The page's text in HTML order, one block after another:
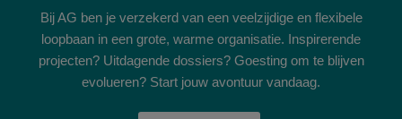
Bij AG ben je verzekerd van een veelzijdige en flexibele
loopbaan in een grote, warme organisatie. Inspirerende
projecten? Uitdagende dossiers? Goesting om te blijven
evolueren? Start jouw avontuur vandaag.